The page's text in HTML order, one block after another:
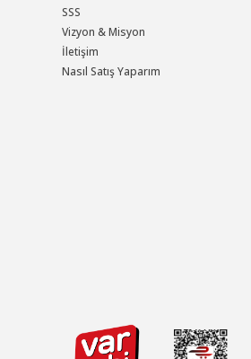
SSS
Vizyon & Misyon
İletişim
Nasıl Satış Yaparım